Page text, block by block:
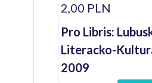
2,00 PLN
Pro Libris:
Literacko-
2009